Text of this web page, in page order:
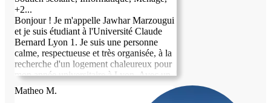
+2...
Bonjour ! Je m'appelle Jawhar Marzougui
et je suis étudiant à l'Université Claude
Bernard Lyon 1. Je suis une personne
calme, respectueuse et très organisée, à la
recherche d'un logement chaleureux pour
mon année universitaire à Lyon. Avec un
fort esprit de partage et un sens aigu des
responsabilités, je suis ravi de proposer
Matheo M.